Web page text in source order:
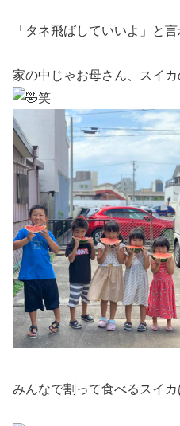
「タネ飛ばしていいよ」と
家の中じゃお母さん、スイ
笑
みんなで割って食べるスイ